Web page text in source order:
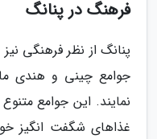
فرهنگ در پنانگ
پنانگ از نظر فرهنگی
جوامع چینی و هندی
نمایند. این جوامع
غذاهای شگفت انگیز